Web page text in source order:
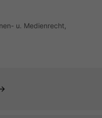
u. Medienrecht